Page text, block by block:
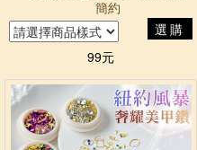
簡約
選購
99元